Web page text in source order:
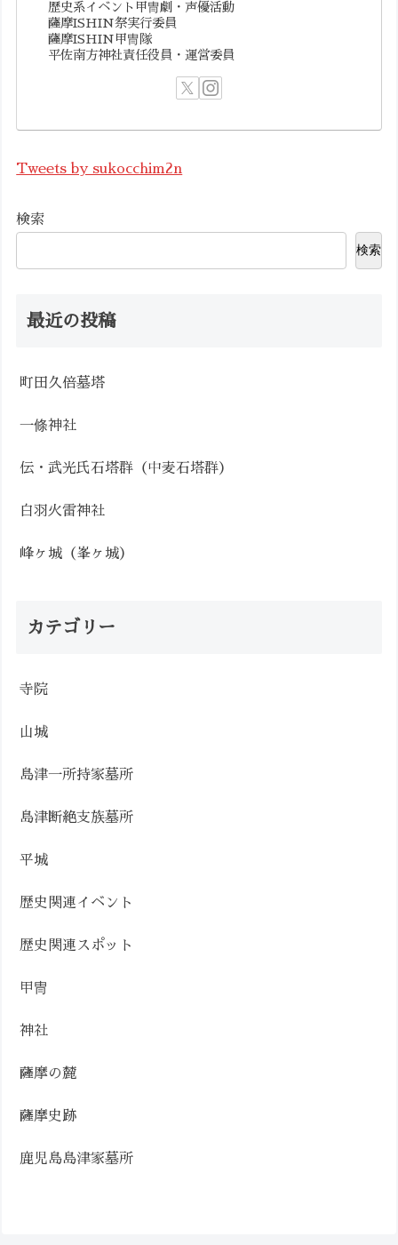
歴史系イベント甲冑劇・声優活動
薩摩ISHIN祭実行委員
薩摩ISHIN甲冑隊
平佐南方神社責任役員・運営委員
Tweets by sukocchim2n
検索
検索
最近の投稿
町田久倍墓塔
一條神社
伝・武光氏石塔群（中麦石塔群）
白羽火雷神社
峰ヶ城（峯ヶ城）
カテゴリー
寺院
山城
島津一所持家墓所
島津断絶支族墓所
平城
歴史関連イベント
歴史関連スポット
甲冑
神社
薩摩の麓
薩摩史跡
鹿児島島津家墓所